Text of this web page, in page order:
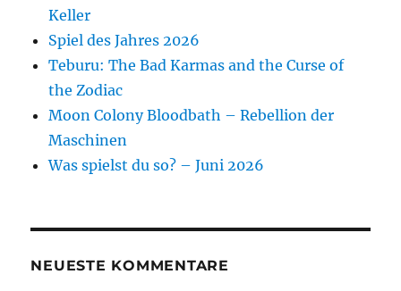
Keller
Spiel des Jahres 2026
Teburu: The Bad Karmas and the Curse of
the Zodiac
Moon Colony Bloodbath – Rebellion der
Maschinen
Was spielst du so? – Juni 2026
NEUESTE KOMMENTARE